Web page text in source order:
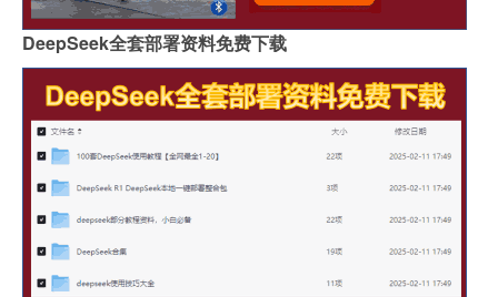
DeepSeek全套部署资料免费下载